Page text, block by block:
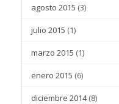
agosto 2015 (3)
julio 2015 (1)
marzo 2015 (1)
enero 2015 (6)
diciembre 2014(8)